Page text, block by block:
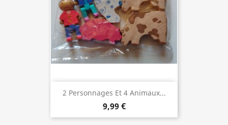
2 Personnages Et 4 Animaux...
9,99 €